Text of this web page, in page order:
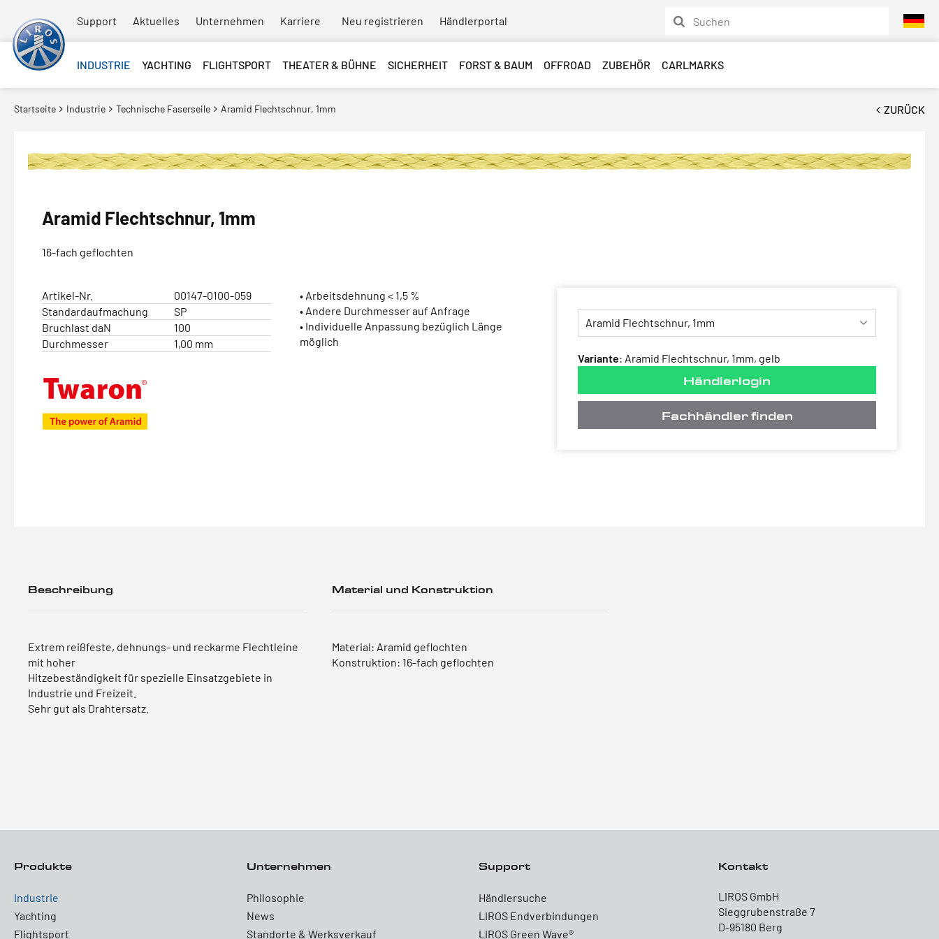
Support Aktuelles Unternehmen Karriere Neu registrieren Händlerportal
INDUSTRIE YACHTING FLIGHTSPORT THEATER & BÜHNE SICHERHEIT FORST & BAUM OFFROAD ZUBEHÖR CARLMARKS
ZURÜCK
Startseite Industrie Technische Faserseile Aramid Flechtschnur, 1mm
Aramid Flechtschnur, 1mm
16-fach geflochten
Artikel-Nr.
00147-0100-059
Standardaufmachung
SP
Bruchlast daN
100
Durchmesser
1,00 mm
• Arbeitsdehnung < 1,5 %
• Andere Durchmesser auf Anfrage
• Individuelle Anpassung bezüglich Länge
möglich
Variante: Aramid Flechtschnur, 1mm, gelb
Händlerlogin
Fachhändler finden
Beschreibung
Extrem reißfeste, dehnungs- und reckarme Flechtleine
mit hoher
Hitzebeständigkeit für spezielle Einsatzgebiete in
Industrie und Freizeit.
Sehr gut als Drahtersatz.
Material und Konstruktion
Material: Aramid geflochten
Konstruktion: 16-fach geflochten
Produkte
Industrie
Yachting
Flightsport
Unternehmen
Philosophie
News
Standorte & Werksverkauf
Support
Händlersuche
LIROS Endverbindungen
LIROS Green Wave®
Kontakt
LIROS GmbH
Sieggrubenstraße 7
D-95180 Berg